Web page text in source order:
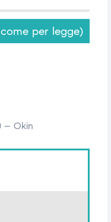
per legge)
– Okin